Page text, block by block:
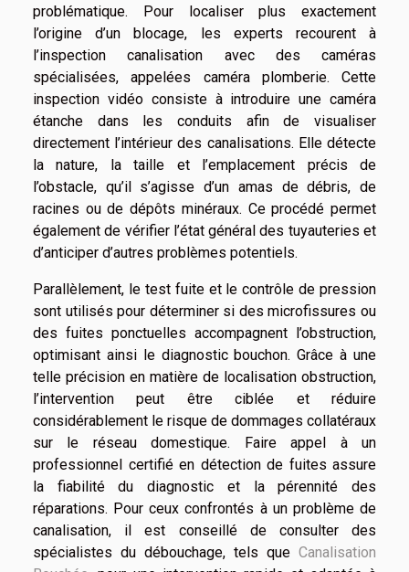
problématique. Pour localiser plus exactement
l’origine d’un blocage, les experts recourent à
l’inspection canalisation avec des caméras
spécialisées, appelées caméra plomberie. Cette
inspection vidéo consiste à introduire une caméra
étanche dans les conduits afin de visualiser
directement l’intérieur des canalisations. Elle détecte
la nature, la taille et l’emplacement précis de
l’obstacle, qu’il s’agisse d’un amas de débris, de
racines ou de dépôts minéraux. Ce procédé permet
également de vérifier l’état général des tuyauteries et
d’anticiper d’autres problèmes potentiels.
Parallèlement, le test fuite et le contrôle de pression
sont utilisés pour déterminer si des microfissures ou
des fuites ponctuelles accompagnent l’obstruction,
optimisant ainsi le diagnostic bouchon. Grâce à une
telle précision en matière de localisation obstruction,
l’intervention peut être ciblée et réduire
considérablement le risque de dommages collatéraux
sur le réseau domestique. Faire appel à un
professionnel certifié en détection de fuites assure
la fiabilité du diagnostic et la pérennité des
réparations. Pour ceux confrontés à un problème de
canalisation, il est conseillé de consulter des
spécialistes du débouchage, tels que Canalisation